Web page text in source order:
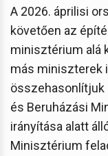
A 2026. áprilisi
követően az
minisztérium alá
más miniszterek
összehasonlítjuk
és Beruházási
irányítása alatt
Minisztérium